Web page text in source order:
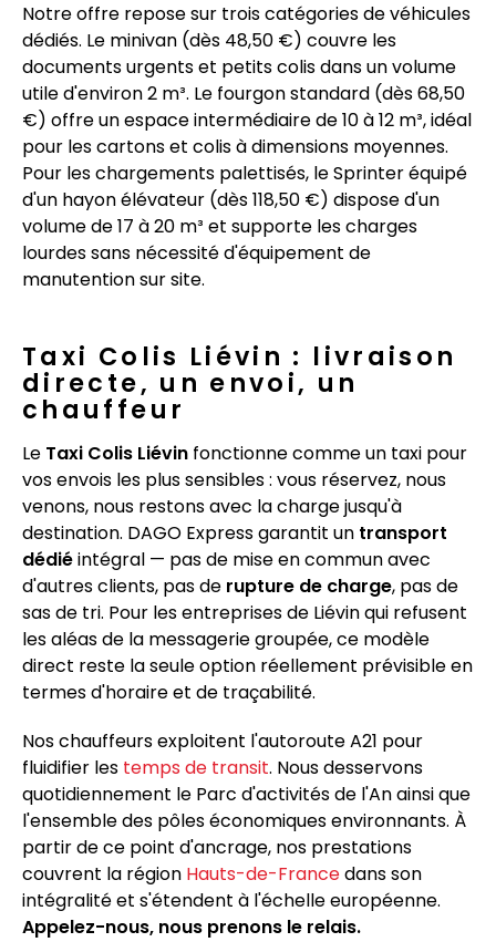
Notre offre repose sur trois catégories de véhicules
dédiés. Le minivan (dès 48,50 €) couvre les
documents urgents et petits colis dans un volume
utile d'environ 2 m³. Le fourgon standard (dès 68,50
€) offre un espace intermédiaire de 10 à 12 m³, idéal
pour les cartons et colis à dimensions moyennes.
Pour les chargements palettisés, le Sprinter équipé
d'un hayon élévateur (dès 118,50 €) dispose d'un
volume de 17 à 20 m³ et supporte les charges
lourdes sans nécessité d'équipement de
manutention sur site.
Taxi Colis Liévin : livraison
directe, un envoi, un
chauffeur
Le Taxi Colis Liévin fonctionne comme un taxi pour
vos envois les plus sensibles : vous réservez, nous
venons, nous restons avec la charge jusqu'à
destination. DAGO Express garantit un transport
dédiéintégral — pas de mise en commun avec
d'autres clients, pas de rupture de charge, pas de
sas de tri. Pour les entreprises de Liévin qui refusent
les aléas de la messagerie groupée, ce modèle
direct reste la seule option réellement prévisible en
termes d'horaire et de traçabilité.
Nos chauffeurs exploitent l'autoroute A21 pour
fluidifier les temps de transit. Nous desservons
quotidiennement le Parc d'activités de l'An ainsi que
l'ensemble des pôles économiques environnants. À
partir de ce point d'ancrage, nos prestations
couvrent la région Hauts-de-Francedans son
intégralité et s'étendent à l'échelle européenne.
Appelez-nous, nous prenons le relais.